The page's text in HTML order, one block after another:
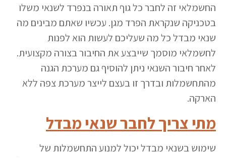
החשמלאי זה לחבר כל גוף תאורה בנפרד לשנאי משלו
בטכניקה שנקראת הפרד מגן. עכשיו שאתם מבינים מה
שנאי מבדל כל מה שעליכם לעשות הוא לפנות
לחשמלאי מוסמך שייבצע את החיבור בצורה מקצועית.
לאחר חיבור השנאי ניתן להוסיף גם מערכת הגנה
מהתחשמלות ובדרך זו בעצם לייצר מערכת צפה ללא
הארקה.
מתי צריך לחבר שנאי מבדל
שימוש בשנאי מבדל יכול למנוע התחשמלות של